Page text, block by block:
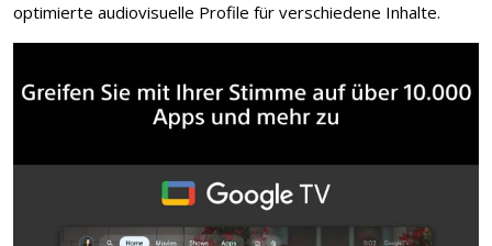
optimierte audiovisuelle Profile für verschiedene Inhalte.